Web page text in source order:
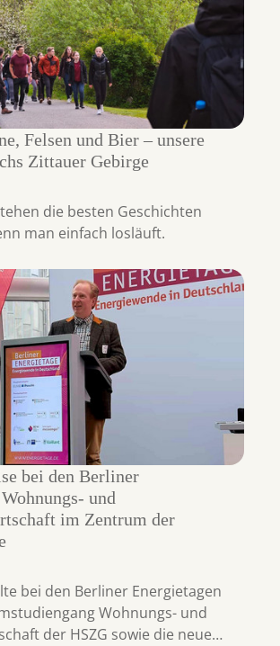
Felsen und Bier – unsere
Zittauer Gebirge
die besten Geschichten
man einfach losläuft.
bei den Berliner
und
im Zentrum der
bei den Berliner Energietagen
Wohnungs- und
der HSZG sowie die neue…